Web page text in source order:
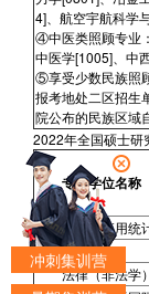
4]、航空宇航科学
④中医类照顾专业：
中医学[1005]、中
⑤享受少数民族照
报考地处二区招生
院公布的民族区域
2022年全国硕士研
专业学位名称
金融、应用统
审计
法律（非法学
冲刺集训营